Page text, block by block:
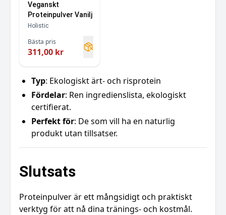
Veganskt
Proteinpulver Vanilj
Holistic
Bästa pris
311,00 kr
Typ: Ekologiskt ärt- och risprotein
Fördelar: Ren ingredienslista, ekologiskt
certifierat.
Perfekt för: De som vill ha en naturlig
produkt utan tillsatser.
Slutsats
Proteinpulver är ett mångsidigt och praktiskt
verktyg för att nå dina tränings- och kostmål.